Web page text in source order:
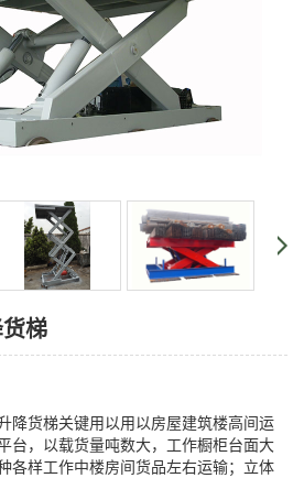
梯
降货梯关键用以用以房屋建筑楼高间运
台，以载货量吨数大，工作橱柜台面大
各样工作中楼房间货品左右运输；立体